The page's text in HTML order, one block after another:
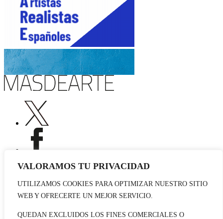
VALORAMOS TU PRIVACIDAD
UTILIZAMOS COOKIES PARA OPTIMIZAR NUESTRO SITIO
WEB Y OFRECERTE UN MEJOR SERVICIO.
QUEDAN EXCLUIDOS LOS FINES COMERCIALES O
Publicidad
Contacto